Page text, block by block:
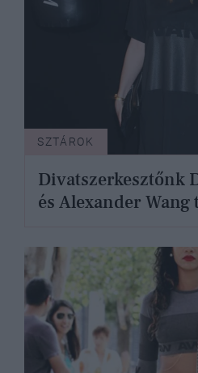
SZTÁROK
Divatszerkesztőnk
és Alexander Wang